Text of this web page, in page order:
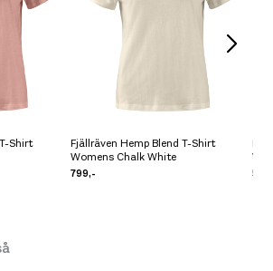
Shirt
Fjällräven Hemp Blend T-Shirt
Womens Chalk White
799,-